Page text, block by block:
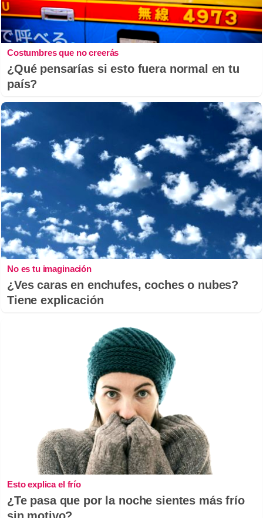
Costumbres que no creerás
¿Qué pensarías si esto fuera normal en tu
país?
No es tu imaginación
¿Ves caras en enchufes, coches o nubes?
Tiene explicación
Esto explica el frío
¿Te pasa que por la noche sientes más frío